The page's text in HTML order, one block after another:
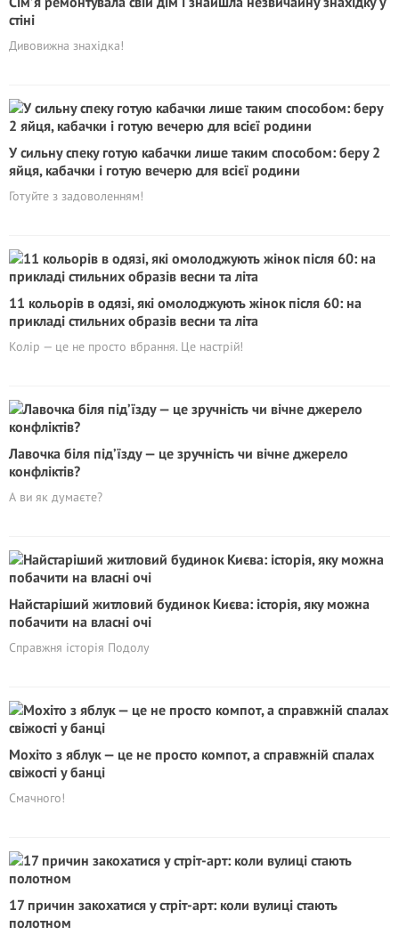
стіні
Дивовижна знахідка!
У сильну спеку готую кабачки лише таким способом: беру 2
яйця, кабачки і готую вечерю для всієї родини
Готуйте з задоволенням!
11 кольорів в одязі, які омолоджують жінок після 60: на
прикладі стильних образів весни та літа
Колір — це не просто вбрання. Це настрій!
Лавочка біля під’їзду — це зручність чи вічне джерело
конфліктів?
А ви як думаєте?
Найстаріший житловий будинок Києва: історія, яку можна
побачити на власні очі
Cправжня історія Подолу
Мохіто з яблук — це не просто компот, а справжній спалах
свіжості у банці
Смачного!
17 причин закохатися у стріт-арт: коли вулиці стають
полотном